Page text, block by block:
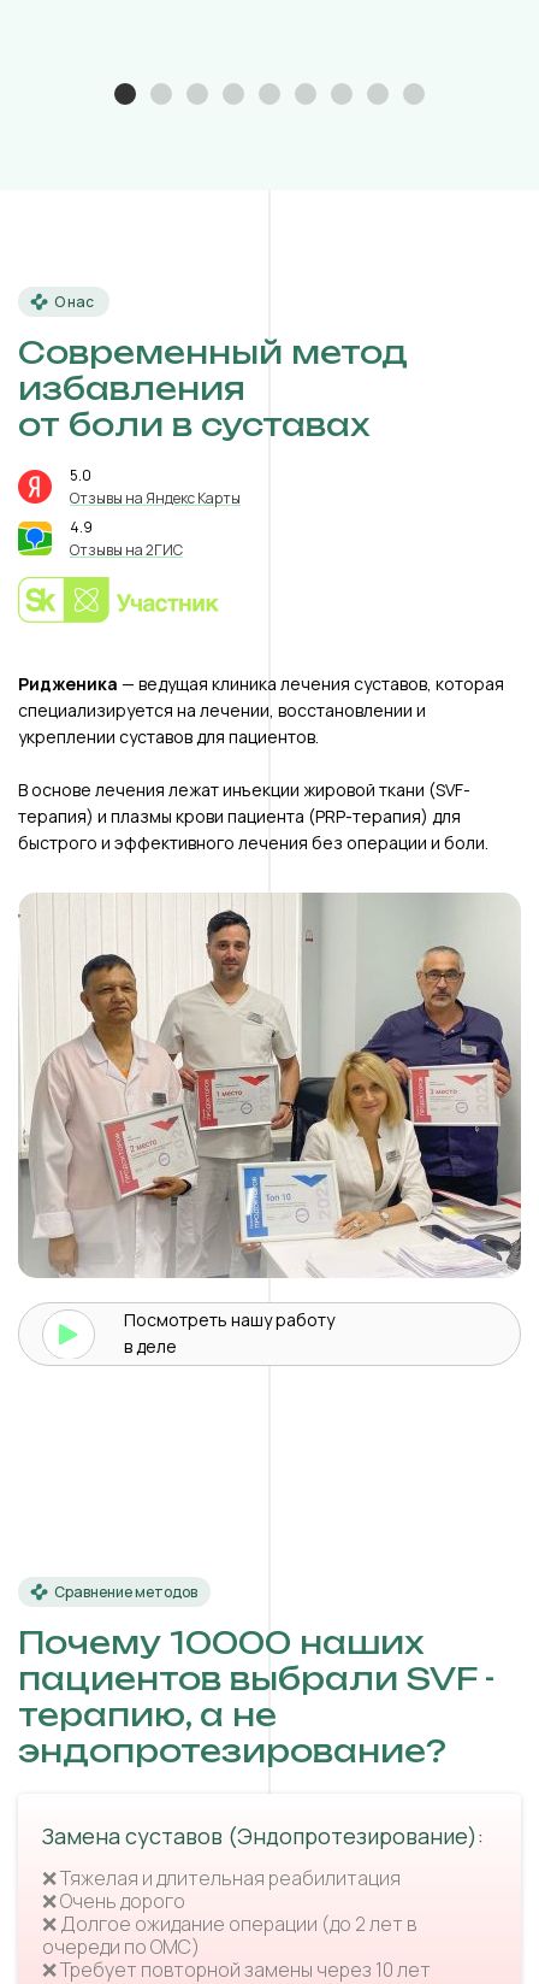
О нас
Современный метод
избавления
от боли в суставах
5.0
Отзывы на Яндекс Карты
4.9
Отзывы на 2ГИС
Ридженика — ведущая клиника лечения суставов, которая
специализируется на лечении, восстановлении и
укреплении суставов для пациентов.
В основе лечения лежат инъекции жировой ткани (SVF-
терапия) и плазмы крови пациента (PRP-терапия) для
быстрого и эффективного лечения без операции и боли.
Посмотреть нашуработу
в деле
Сравнение методов
Почему 10000 наших
пациентов выбрали SVF -
терапию, а не
эндопротезирование?
Замена суставов (Эндопротезирование):
❌ Тяжелая и длительная реабилитация
❌ Очень дорого
❌ Долгое ожидание операции (до 2 лет в
очереди по ОМС)
❌ Требует повторной замены через 10 лет